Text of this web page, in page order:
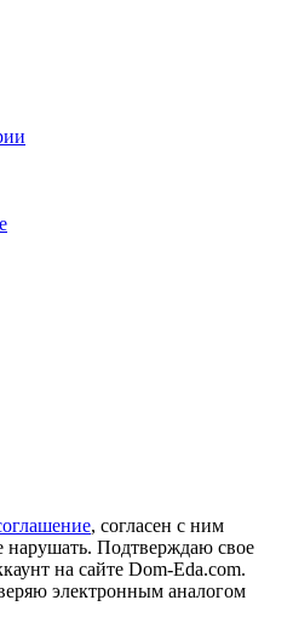
, согласен с ним
нарушать. Подтверждаю свое
на сайте Dom-Eda.com.
электронным аналогом